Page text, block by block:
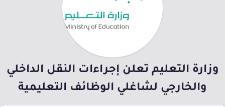
وزارة التعليم تعلن إجراءات النقل الداخلي
والخارجي لشاغلي الوظائف التعليمية